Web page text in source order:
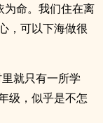
命。我们住在离
，可以下海做很
就只有一所学
级，似乎是不怎